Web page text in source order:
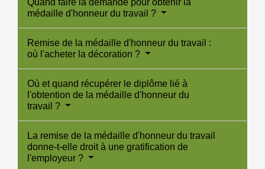
médaille d'honneur du travail ?
Remise de la médaille d'honneur du travail :
où l'acheter la décoration ?
Où et quand récupérer le diplôme lié à
l'obtention de la médaille d'honneur du
travail ?
La remise de la médaille d'honneur du travail
donne-t-elle droit à une gratification de
l'employeur ?